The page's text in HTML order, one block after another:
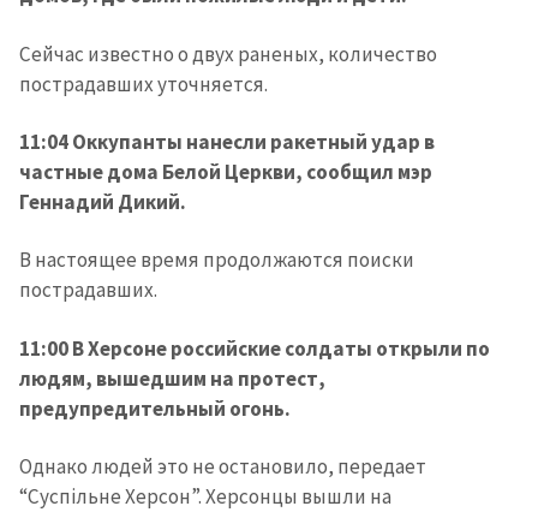
Сейчас известно о двух раненых, количество
пострадавших уточняется.
11:04 Оккупанты нанесли ракетный удар в
частные дома Белой Церкви, сообщил мэр
Геннадий Дикий.
В настоящее время продолжаются поиски
пострадавших.
11:00 В Херсоне российские солдаты открыли по
людям, вышедшим на протест,
предупредительный огонь.
Однако людей это не остановило, передает
“Суспільне Херсон”. Херсонцы вышли на